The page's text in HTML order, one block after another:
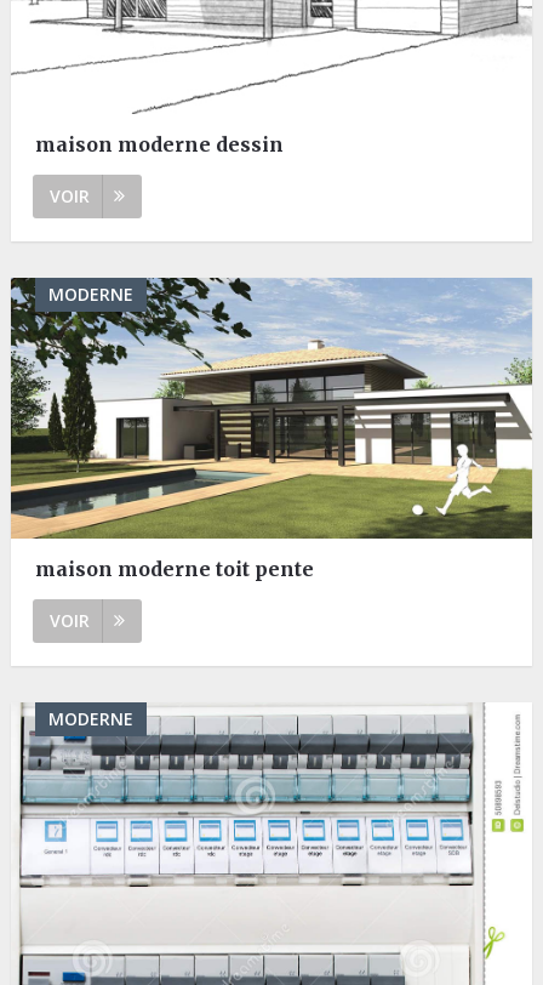
maison moderne dessin
VOIR
MODERNE
maison moderne toit pente
VOIR
MODERNE